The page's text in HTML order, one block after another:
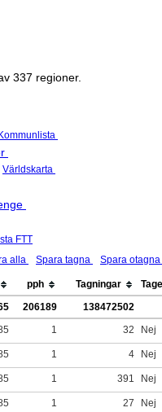
337 regioner.
Kommunlista
Världskarta
FTT
alla Spara tagna Spara otagna
pph Tagningar
206189
138472502
1 32
Nej
1 4
Nej
1 391
Nej
1 27
Nej